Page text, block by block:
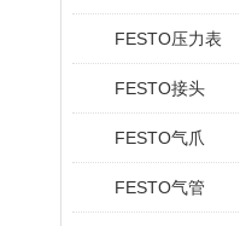
FESTO压力表
FESTO接头
FESTO气爪
FESTO气管